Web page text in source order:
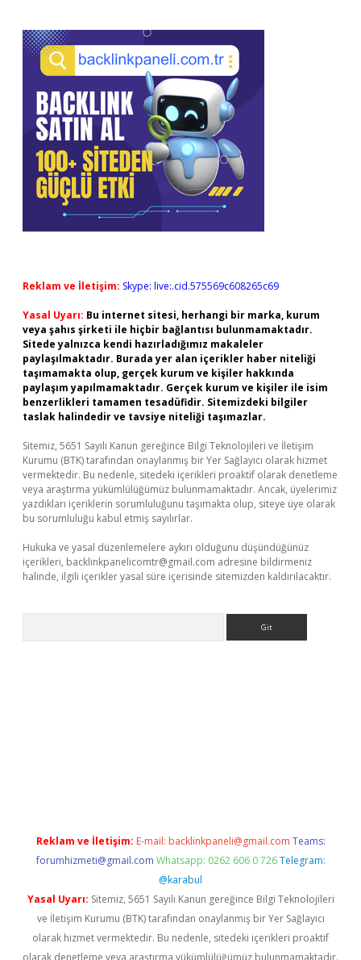
Reklam ve İletişim: Skype: live:.cid.575569c608265c69
Yasal Uyarı: Bu internet sitesi, herhangi bir marka, kurum
veya şahıs şirketi ile hiçbir bağlantısı bulunmamaktadır.
Sitede yalnızca kendi hazırladığımız makaleler
paylaşılmaktadır. Burada yer alan içerikler haber niteliği
taşımamakta olup, gerçek kurum ve kişiler hakkında
paylaşım yapılmamaktadır. Gerçek kurum ve kişiler ile isim
benzerlikleri tamamen tesadüfidir. Sitemizdeki bilgiler
taslak halindedir ve tavsiye niteliği taşımazlar.
Sitemiz, 5651 Sayılı Kanun gereğince Bilgi Teknolojileri ve İletişim
Kurumu (BTK) tarafından onaylanmış bir Yer Sağlayıcı olarak hizmet
vermektedir. Bu nedenle, sitedeki içerikleri proaktif olarak denetleme
veya araştırma yükümlülüğümüz bulunmamaktadır. Ancak, üyelerimiz
yazdıkları içeriklerin sorumluluğunu taşımakta olup, siteye üye olarak
bu sorumluluğu kabul etmiş sayılırlar.
Hukuka ve yasal düzenlemelere aykırı olduğunu düşündüğünüz
içerikleri, backlinkpanelicomtr@gmail.com adresine bildirmeniz
halinde, ilgili içerikler yasal süre içerisinde sitemizden kaldırılacaktır.
Reklam ve İletişim: E-mail: backlinkpaneli@gmail.com Teams:
forumhizmeti@gmail.com Whatsapp: 0262 606 0 726 Telegram:
@karabul
Yasal Uyarı: Sitemiz, 5651 Sayılı Kanun gereğince Bilgi Teknolojileri
ve İletişim Kurumu (BTK) tarafından onaylanmış bir Yer Sağlayıcı
olarak hizmet vermektedir. Bu nedenle, sitedeki içerikleri proaktif
olarak denetleme veya araştırma yükümlülüğümüz bulunmamaktadır.